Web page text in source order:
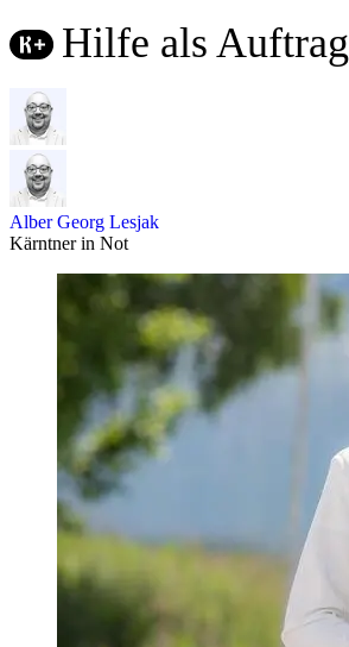
Hilfe als Auftrag
Alber Georg Lesjak
Kärntner in Not